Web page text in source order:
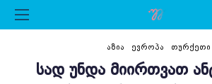
ᲐᲖᲘᲐ ᲔᲕᲠᲝᲞᲐ ᲗᲣᲠᲥᲔᲗᲘ
ᲡᲐᲓ ᲣᲜᲓᲐ ᲛᲘᲘᲠᲗᲕᲐᲗ